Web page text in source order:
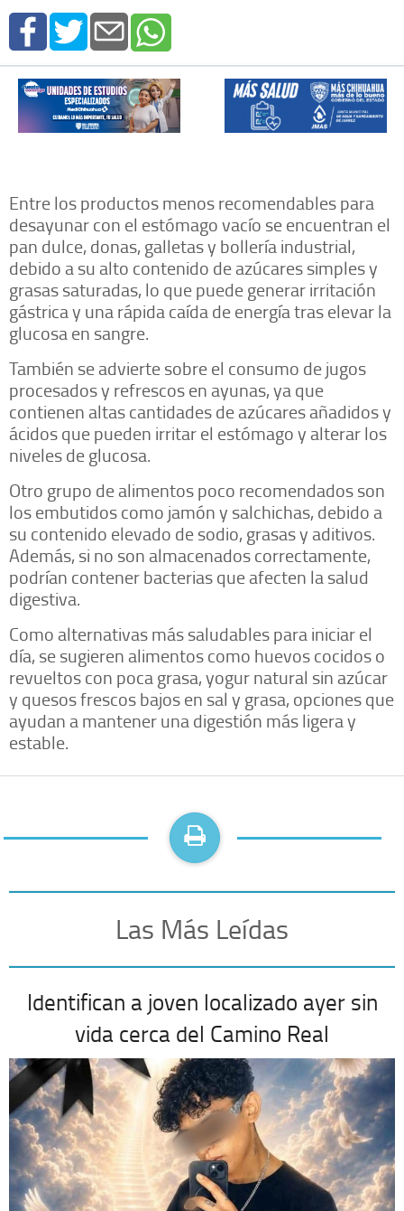
Entre los productos menos recomendables para
desayunar con el estómago vacío se encuentran el
pan dulce, donas, galletas y bollería industrial,
debido a su alto contenido de azúcares simples y
grasas saturadas, lo que puede generar irritación
gástrica y una rápida caída de energía tras elevar la
glucosa en sangre.
También se advierte sobre el consumo de jugos
procesados y refrescos en ayunas, ya que
contienen altas cantidades de azúcares añadidos y
ácidos que pueden irritar el estómago y alterar los
niveles de glucosa.
Otro grupo de alimentos poco recomendados son
los embutidos como jamón y salchichas, debido a
su contenido elevado de sodio, grasas y aditivos.
Además, si no son almacenados correctamente,
podrían contener bacterias que afecten la salud
digestiva.
Como alternativas más saludables para iniciar el
día, se sugieren alimentos como huevos cocidos o
revueltos con poca grasa, yogur natural sin azúcar
y quesos frescos bajos en sal y grasa, opciones que
ayudan a mantener una digestión más ligera y
estable.
Las Más Leídas
Identifican a joven localizado ayer sin
vida cerca del Camino Real